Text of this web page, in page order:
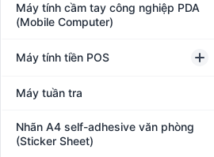
Máy tính cầm tay công nghiệp PDA
(Mobile Computer)
Máy tính tiền POS
Máy tuần tra
Nhãn A4 self-adhesive văn phòng
(Sticker Sheet)